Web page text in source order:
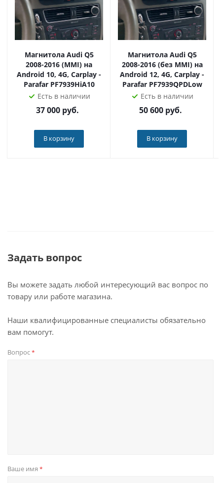
объёмный звук. Вы можете создать такую акустическую
среду в салоне автомобиля, которую пожелаете - без
задержек и помех. Это возможно благодаря двойному
звуковому чипу DPS Adau1701 + Rohm32107 и
коаксиальному (оптоволоконным) кабелю цифрового
аудиовыхода, который снижает уровень фоновых
шумов.
В серии CC3L RCA-провода и внешний порт под сим-
карту в комплект не входят.
Магнитола Audi Q5
2008-2016 (MMI) на
Android 10, 4G, Carplay -
Parafar PF7939HiA10
Есть в наличии
37 000руб.
В корзину
Магнитола Audi Q5
2008-2016 (без MMI) на
Android 12, 4G, Carplay -
Parafar PF7939QPDLow
Есть в наличии
50 600руб.
В корзину
Задать вопрос
Вы можете задать любой интересующий вас вопрос по
товару или работе магазина.
Наши квалифицированные специалисты обязательно
вам помогут.
Вопрос*
Ваше имя *